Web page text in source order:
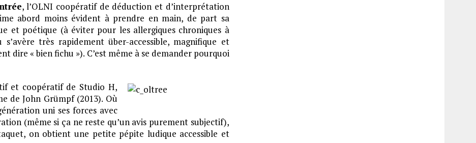
, l’OLNI coopératif de déduction et d’interprétation
abord moins évident à prendre en main, de part sa
et poétique (à éviter pour les allergiques chroniques à
très rapidement über-accessible, magnifique et
dire « bien fichu »). C’est même à se demander pourquoi
et coopératif de Studio H,
de John Grümpf (2013). Où
uni ses forces avec
(même si ça ne reste qu’un avis purement subjectif),
on obtient une petite pépite ludique accessible et